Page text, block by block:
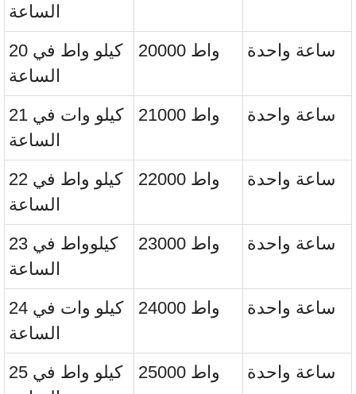
الساعة
20 كيلو واط في
الساعة
20000 واط ساعة واحدة
21 كيلو وات في
الساعة
21000 واط ساعة واحدة
22 كيلو واط في
الساعة
22000 واط ساعة واحدة
23 كيلوواط في
الساعة
23000 واط ساعة واحدة
24 كيلو وات في
الساعة
24000 واط ساعة واحدة
25 كيلو واط في
25000 واط ساعة واحدة